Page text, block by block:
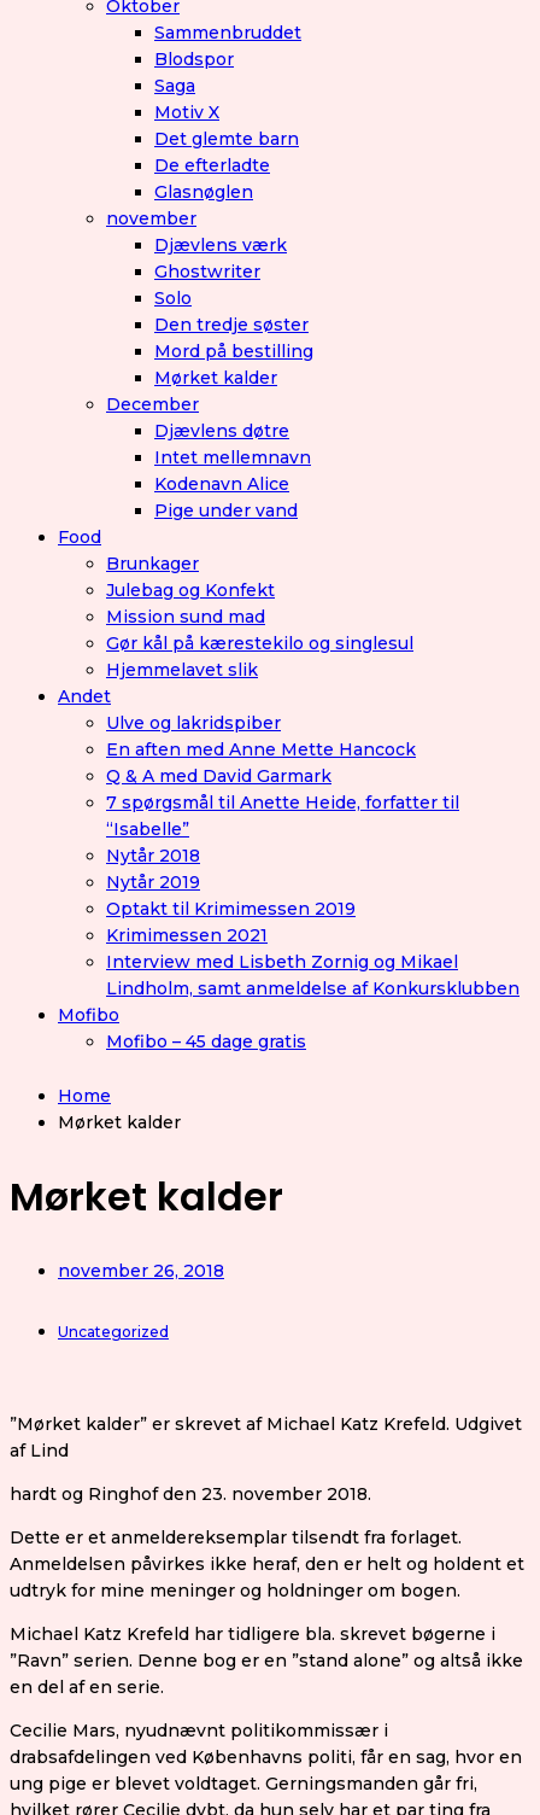
Oktober
Sammenbruddet
Blodspor
Saga
Motiv X
Det glemte barn
De efterladte
Glasnøglen
november
Djævlens værk
Ghostwriter
Solo
Den tredje søster
Mord på bestilling
Mørket kalder
December
Djævlens døtre
Intet mellemnavn
Kodenavn Alice
Pige under vand
Food
Brunkager
Julebag og Konfekt
Mission sund mad
Gør kål på kærestekilo og singlesul
Hjemmelavet slik
Andet
Ulve og lakridspiber
En aften med Anne Mette Hancock
Q & A med David Garmark
7 spørgsmål til Anette Heide, forfatter til
“Isabelle”
Nytår 2018
Nytår 2019
Optakt til Krimimessen 2019
Krimimessen 2021
Interview med Lisbeth Zornig og Mikael
Lindholm, samt anmeldelse af Konkursklubben
Mofibo
Mofibo – 45 dage gratis
Home
Mørket kalder
Mørket kalder
november 26, 2018
Uncategorized
”Mørket kalder” er skrevet af Michael Katz Krefeld. Udgivet
af Lind
hardt og Ringhof den 23. november 2018.
Dette er et anmeldereksemplar tilsendt fra forlaget.
Anmeldelsen påvirkes ikke heraf, den er helt og holdent et
udtryk for mine meninger og holdninger om bogen.
Michael Katz Krefeld har tidligere bla. skrevet bøgerne i
”Ravn” serien. Denne bog er en ”stand alone” og altså ikke
en del af en serie.
Cecilie Mars, nyudnævnt politikommissær i
drabsafdelingen ved Københavns politi, får en sag, hvor en
ung pige er blevet voldtaget. Gerningsmanden går fri,
hvilket rører Cecilie dybt, da hun selv har et par ting fra